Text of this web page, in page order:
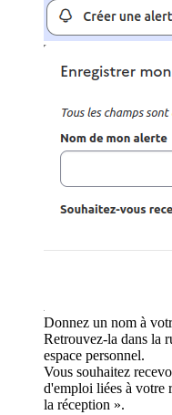
Donnez un nom à
Retrouvez-la dans la
espace personnel.
Vous souhaitez
d'emploi liées à votre
la réception ».